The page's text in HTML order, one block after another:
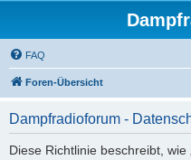
FAQ
Foren-Übersicht
Dampfradioforum -
Diese Richtlinie beschreibt, wie